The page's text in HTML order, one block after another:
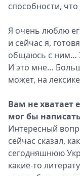
способности,
Я очень люблю
и сейчас я,
общаюсь с ним…
И это мне…
может, на
Вам не хватает
мог бы
Интересный
сейчас сказал,
сегодняшнюю
какие-то